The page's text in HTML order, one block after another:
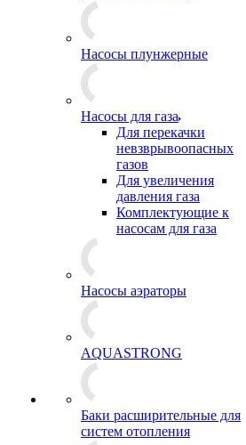
Насосы плунжерные
Насосы для газа
Для перекачки
невзврывоопасных
газов
Для увеличения
давления газа
Комплектующие к
насосам для газа
Насосы аэраторы
AQUASTRONG
Баки расширительные для
систем отопления